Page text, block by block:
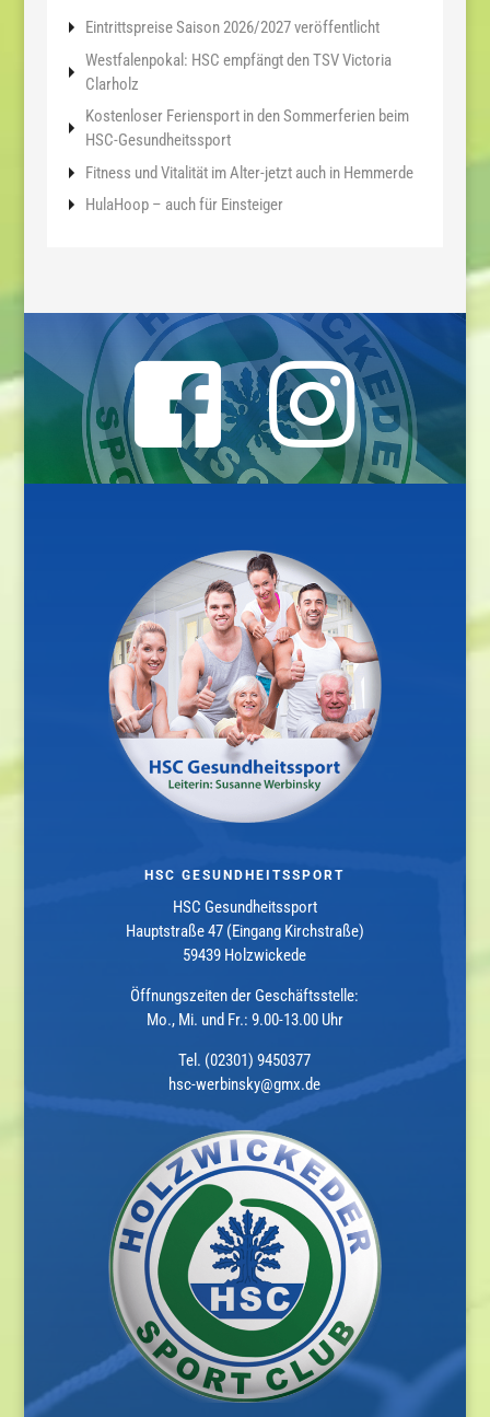
Eintrittspreise Saison 2026/2027 veröffentlicht
Westfalenpokal: HSC empfängt den TSV Victoria
Clarholz
Kostenloser Feriensport in den Sommerferien beim
HSC-Gesundheitssport
Fitness und Vitalität im Alter-jetzt auch in Hemmerde
HulaHoop – auch für Einsteiger
HSC GESUNDHEITSSPORT
HSC Gesundheitssport
Hauptstraße 47 (Eingang Kirchstraße)
59439 Holzwickede
Öffnungszeiten der Geschäftsstelle:
Mo., Mi. und Fr.: 9.00-13.00 Uhr
Tel. (02301) 9450377
hsc-werbinsky@gmx.de